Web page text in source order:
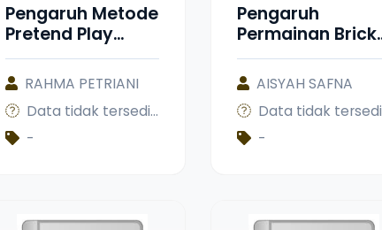
Pengaruh Metode
Pretend Play
Terhadap
Kecerdasan
Interpersonal
Anak di UPTD TK
Negeri Pembina
RAHMA PETRIANI
Data tidak tersedia
-
Pengaruh
Permainan
Lego terhadap
Kemampuan
Pemecahan
Masalah Anak
Usia Dini di TK
AISYAH SAFNA
Data tidak tersedia
-